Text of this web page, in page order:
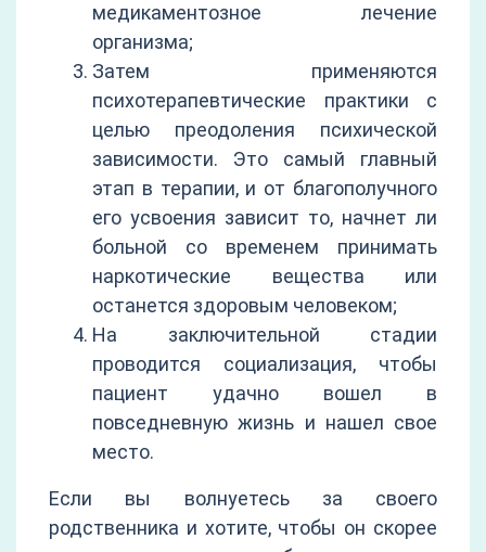
медикаментозное лечение
организма;
Затем применяются
психотерапевтические практики с
целью преодоления психической
зависимости. Это самый главный
этап в терапии, и от благополучного
его усвоения зависит то, начнет ли
больной со временем принимать
наркотические вещества или
останется здоровым человеком;
На заключительной стадии
проводится социализация, чтобы
пациент удачно вошел в
повседневную жизнь и нашел свое
место.
Если вы волнуетесь за своего
родственника и хотите, чтобы он скорее